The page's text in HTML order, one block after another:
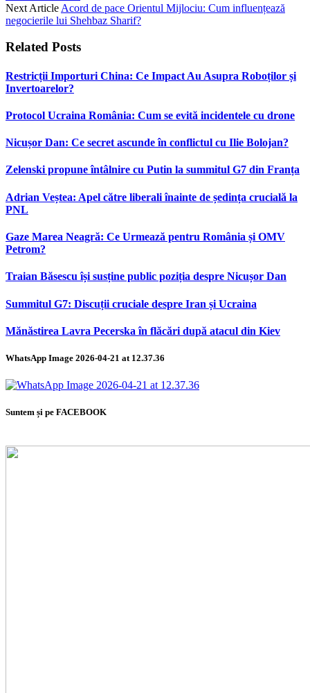
Next Article Acord de pace Orientul Mijlociu: Cum influențează
negocierile lui Shehbaz Sharif?
Related Posts
Restricții Importuri China: Ce Impact Au Asupra Roboților și
Invertoarelor?
Protocol Ucraina România: Cum se evită incidentele cu drone
Nicușor Dan: Ce secret ascunde în conflictul cu Ilie Bolojan?
Zelenski propune întâlnire cu Putin la summitul G7 din Franța
Adrian Veștea: Apel către liberali înainte de ședința crucială la
PNL
Gaze Marea Neagră: Ce Urmează pentru România și OMV
Petrom?
Traian Băsescu își susține public poziția despre Nicușor Dan
Summitul G7: Discuții cruciale despre Iran și Ucraina
Mănăstirea Lavra Pecerska în flăcări după atacul din Kiev
WhatsApp Image 2026-04-21 at 12.37.36
Suntem și pe FACEBOOK